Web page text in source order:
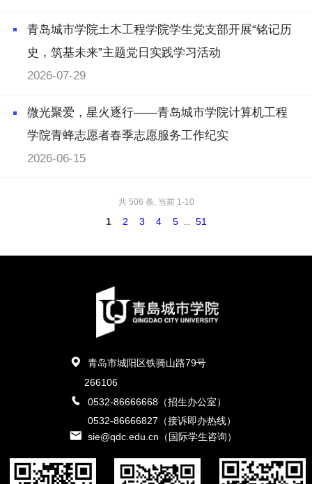
青岛城市学院土木工程学院学生党支部开展“铭记历
史，筑基未来”主题党日实践学习活动
2026-07-29
微光聚爱，星火逐行——青岛城市学院计算机工程
学院青蜂志愿者春季志愿服务工作纪实
2026-06-15
共 506 条, 当前 1-10
1 2 3 4 5 51
青岛市城阳区铁骑山路79号
266106
0532-86666668（招生办公室）
0532-86666827（接诉即办热线）
sie@qdc.edu.cn（国际学生咨询）